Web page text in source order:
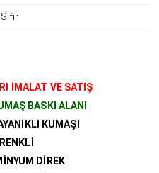
Sıfır
İMALAT VE SATIŞ
BASKI ALANI
KUMAŞI
DİREK